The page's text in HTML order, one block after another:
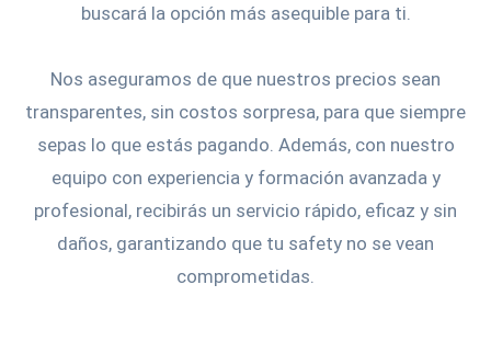
buscará la opción más asequible para ti.
Nos aseguramos de que nuestros precios sean
transparentes, sin costos sorpresa, para que siempre
sepas lo que estás pagando. Además, con nuestro
equipo con experiencia y formación avanzada y
profesional, recibirás un servicio rápido, eficaz y sin
daños, garantizando que tu safety no se vean
comprometidas.